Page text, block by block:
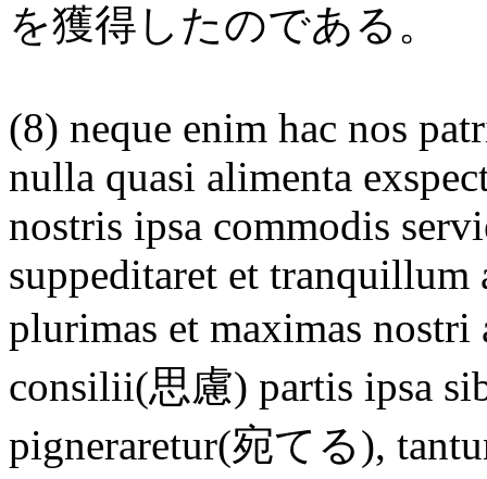
を獲得したのである。
(8) neque enim hac nos
nulla quasi alimenta
nostris ipsa commodis
suppeditaret et tranquillum
plurimas et maximas
consilii(思慮) partis ipsa
pigneraretur(宛てる),